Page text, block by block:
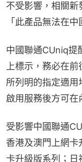
不受影響，相關新
「此產品無法在
中國聯通CUniq提
上標示，務必在
所列明的指定適
啟用服務後方可在
受影響中國聯通
香港及澳門上網卡
卡升級版系列；